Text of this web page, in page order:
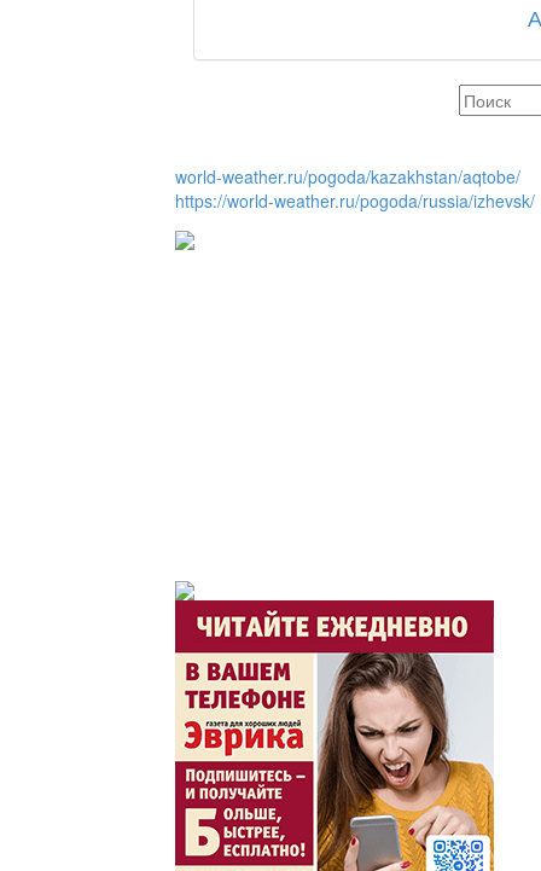
Час акима / Әкім
Розыгрыши призов
world-weather.ru/pogoda/kazakhstan/aqtobe/
https://world-weather.ru/pogoda/russia/izhevsk/